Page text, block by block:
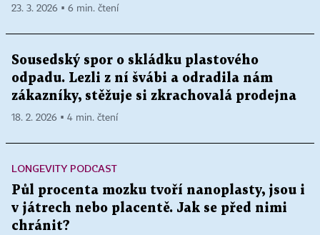
23. 3. 2026 ▪ 6 min. čtení
Sousedský spor o skládku plastového
odpadu. Lezli z ní švábi a odradila nám
zákazníky, stěžuje si zkrachovalá prodejna
18. 2. 2026 ▪ 4 min. čtení
LONGEVITY PODCAST
Půl procenta mozku tvoří nanoplasty, jsou i
v játrech nebo placentě. Jak se před nimi
chránit?